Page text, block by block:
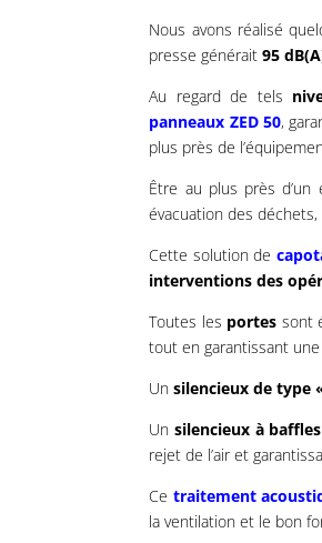
Nous avons réalisé
presse générait 95
Au regard de tels
panneaux ZED 50,
plus près de
Être au plus près
évacuation des
Cette solution de
interventions des
Toutes les portes sont
tout en garantissant une
Unsilencieux de type
Unsilencieux à
rejet de l’air et
Ce traitement
la ventilation et le bon